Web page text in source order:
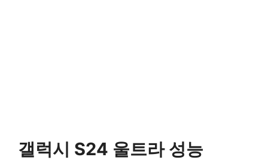
갤럭시 S24 울트라 성능